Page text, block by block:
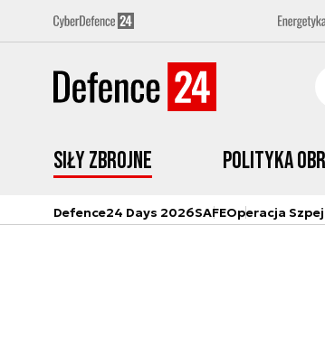
Siły zbrojne Polityka
Defence24 Days 2026SAFEOperacja Szpej